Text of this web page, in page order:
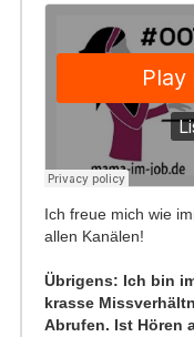
Ich freue mich wie
allen Kanälen!
Übrigens: Ich bin
krasse
Abrufen. Ist Hören